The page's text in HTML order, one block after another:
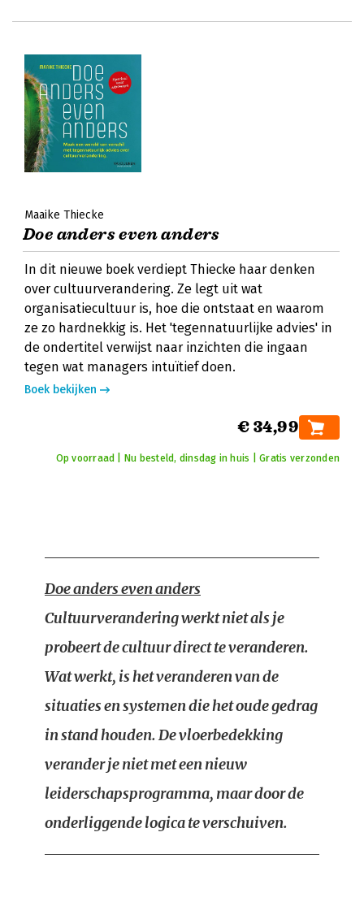
Maaike Thiecke
Doe anders even anders
In dit nieuwe boek verdiept Thiecke haar denken
over cultuurverandering. Ze legt uit wat
organisatiecultuur is, hoe die ontstaat en waarom
ze zo hardnekkig is. Het 'tegennatuurlijke advies' in
de ondertitel verwijst naar inzichten die ingaan
tegen wat managers intuïtief doen.
Boek bekijken
€ 34,99
Op voorraad | Nu besteld, dinsdag in huis | Gratis verzonden
Doe anders even anders
Cultuurverandering werkt niet als je
probeert de cultuur direct te veranderen.
Wat werkt, is het veranderen van de
situaties en systemen die het oude gedrag
in stand houden. De vloerbedekking
verander je niet met een nieuw
leiderschapsprogramma, maar door de
onderliggende logica te verschuiven.